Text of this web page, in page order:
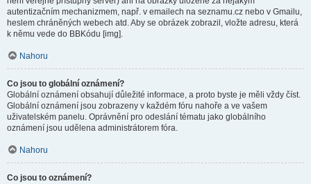
autentizačním mechanizmem, např. v emailech na seznamu.cz nebo v Gmailu,
heslem chráněných webech atd. Aby se obrázek zobrazil, vložte adresu, která
k němu vede do BBKódu [img].
Nahoru
Co jsou to globální oznámení?
Globální oznámení obsahují důležité informace, a proto byste je měli vždy číst.
Globální oznámení jsou zobrazeny v každém fóru nahoře a ve vašem
uživatelském panelu. Oprávnění pro odeslání tématu jako globálního
oznámení jsou udělena administrátorem fóra.
Nahoru
Co jsou to oznámení?